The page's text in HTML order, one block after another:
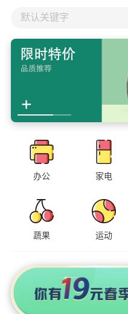
默认关键字
办公 家电
蔬果 运动